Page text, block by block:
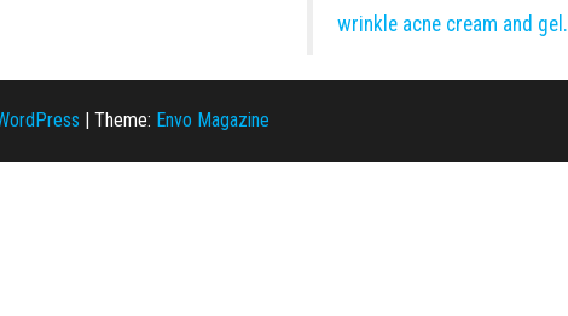
wrinkle acne cream and gel.
| Theme: Envo Magazine